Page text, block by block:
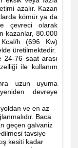
azalır. Kazan
kömür ya da
çevreci olarak
kazanlar, 80.000
h (696 Kw)
üretilmektedir.
24-76 saat arası
ile kullanım
uzun uyuma
devreye
yoldan ve en az
Baca
geçen galvaniz
tavsiye
kesiti kadar